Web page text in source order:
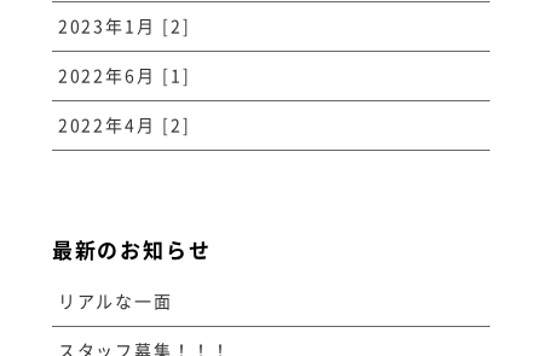
2023年1月 [2]
2022年6月 [1]
2022年4月 [2]
最新のお知らせ
リアルな一面
スタッフ募集！！！